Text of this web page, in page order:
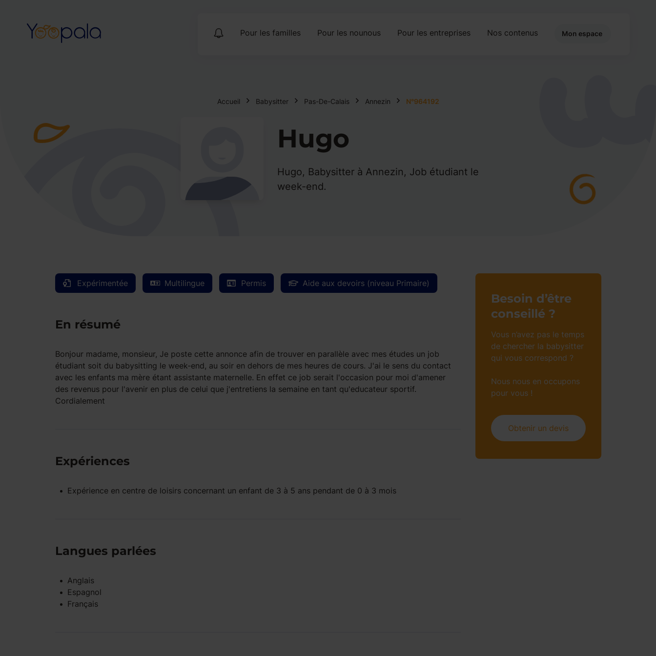
Pour les familles Pour les nounous Pour les entreprises Nos contenus Mon espace
Accueil Babysitter Pas-De-Calais Annezin N°964192
Hugo
Hugo, Babysitter à Annezin, Job étudiant le
week-end.
Expérimentée Multilingue Permis Aide aux devoirs (niveau Primaire)
En résumé
Bonjour madame, monsieur, Je poste cette annonce afin de trouver en parallèle avec mes études un job
étudiant soit du babysitting le week-end, au soir en dehors de mes heures de cours. J'ai le sens du contact
avec les enfants ma mère étant assistante maternelle. En effet ce job serait l'occasion pour moi d'amener
des revenus pour l'avenir en plus de celui que j'entretiens la semaine en tant qu'educateur sportif.
Cordialement
Expériences
Expérience en centre de loisirsconcernant un enfant de 3 à 5 anspendant de 0 à 3 mois
Langues parlées
Anglais
Espagnol
Français
Besoin d’être
conseillé ?
Vous n’avez pas le temps
de chercher la babysitter
qui vous correspond ?
Nous nous en occupons
pour vous !
Obtenir un devis